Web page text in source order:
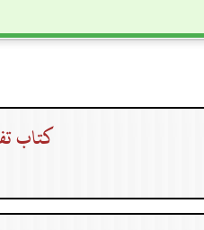
كتاب